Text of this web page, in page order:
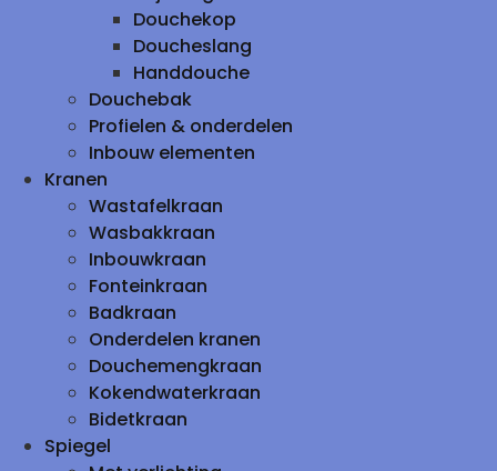
Douchekop
Doucheslang
Handdouche
Douchebak
Profielen & onderdelen
Inbouw elementen
Kranen
Wastafelkraan
Wasbakkraan
Inbouwkraan
Fonteinkraan
Badkraan
Onderdelen kranen
Douchemengkraan
Kokendwaterkraan
Bidetkraan
Spiegel